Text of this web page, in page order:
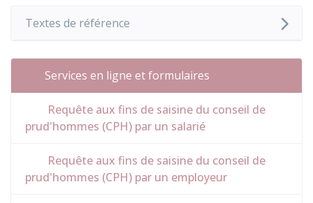
Textes de référence
Services en ligne et formulaires
Requête aux fins de saisine du conseil de
prud'hommes (CPH) par un salarié
Requête aux fins de saisine du conseil de
prud'hommes (CPH) par un employeur